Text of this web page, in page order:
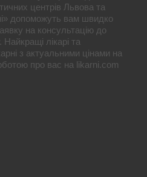
центрів Львова та
допоможуть вам швидко
на консультацію до
лікарі та
з актуальними цінами на
про вас на likarni.com